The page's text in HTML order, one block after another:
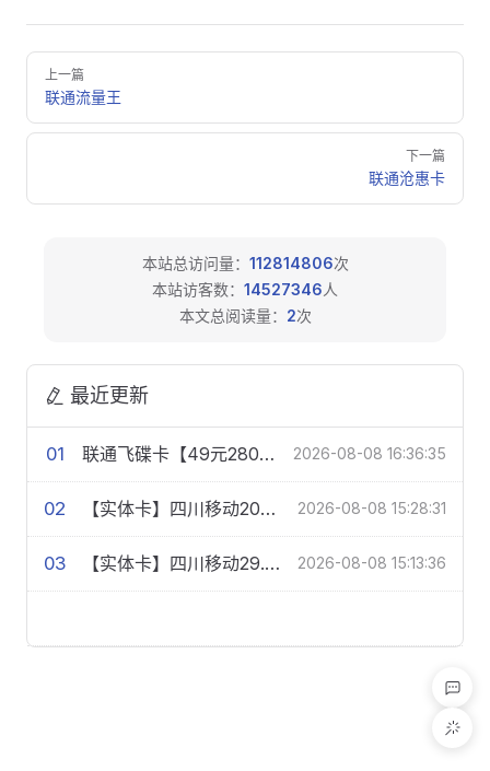
Pager
上一篇
联通流量王
下一篇
联通沧惠卡
本站总访问量： 112814806次
本站访客数： 14527346人
本文总阅读量： 2次
最近更新
01 联通飞碟卡【49元280G+300分钟】 2026-08-08 16:36:35
02 【实体卡】四川移动20元150G+200分钟【多规格】 2026-08-08 15:28:31
03 【实体卡】四川移动29.9元260G+100分钟【多规格】 2026-08-08 15:13:36